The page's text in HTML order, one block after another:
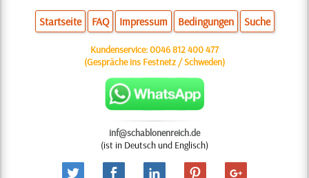
Startseite FAQ Impressum Bedingungen Suche
Kundenservice:0046 812 400 477
(Gespräche ins Festnetz / Schweden)
inf@schablonenreich.de
(ist in Deutsch und Englisch)